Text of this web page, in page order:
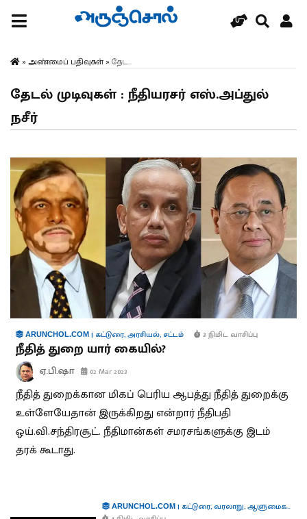
» அண்மைப் பதிவுகள்» தேட...
தேடல் முடிவுகள் : நீதியரசர் எஸ்.அப்துல்
நசீர்
ARUNCHOL.COM | கட்டுரை,அரசியல், சட்டம் 3 நிமிட வாசிப்பு
நீதித் துறை யார் கையில்?
ஏ.பி.ஷா 02 Mar 2023
நீதித் துறைக்கான மிகப் பெரிய ஆபத்து நீதித் துறைக்கு
உள்ளேயேதான் இருக்கிறது என்றார் நீதிபதி
ஒய்.வி.சந்திரசூட். நீதிமான்கள் சமரசங்களுக்கு இடம்
தரக் கூடாது.
ARUNCHOL.COM| கட்டுரை, வரலாறு,ஆளுமைகள்